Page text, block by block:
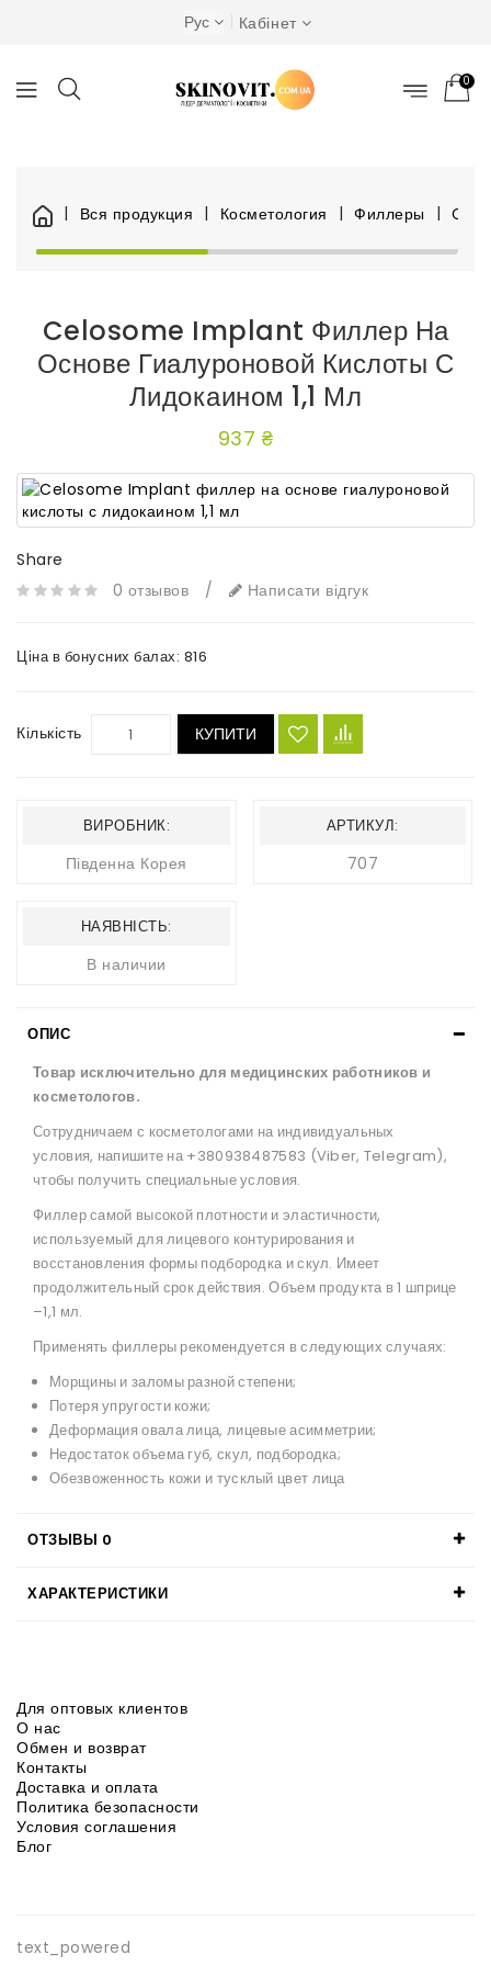
Рус Кабінет
0
Вся продукция Косметология Филлеры
Celosome Implant Филлер На
Основе Гиалуроновой Кислоты С
Лидокаином 1,1 Мл
937 ₴
Share
0 отзывов
/ Написати відгук
Ціна в бонусних балах: 816
Кількість КУПИТИ
ВИРОБНИК:
Південна Корея
АРТИКУЛ:
707
НАЯВНІСТЬ:
В наличии
ОПИС
Товар исключительно для медицинских работников и
косметологов.
Сотрудничаем с косметологами на индивидуальных
условия, напишите на +380938487583 (Viber, Telegram),
чтобы получить специальные условия.
Филлер самой высокой плотности и эластичности,
используемый для лицевого контурирования и
восстановления формы подбородка и скул. Имеет
продолжительный срок действия. Объем продукта в 1 шприце
–1,1 мл.
Применять филлеры рекомендуется в следующих случаях:
Морщины и заломы разной степени;
Потеря упругости кожи;
Деформация овала лица, лицевые асимметрии;
Недостаток объема губ, скул, подбородка;
Обезвоженность кожи и тусклый цвет лица
ОТЗЫВЫ 0
ХАРАКТЕРИСТИКИ
Для оптовых клиентов
О нас
Обмен и возврат
Контакты
Доставка и оплата
Политика безопасности
Условия соглашения
Блог
text_powered